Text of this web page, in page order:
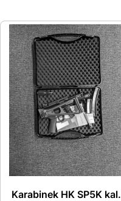
Karabinek HK SP5K kal.